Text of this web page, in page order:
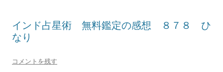
インド占星術 無料鑑定の感想 ８７８ ひ
なり
コメントを残す